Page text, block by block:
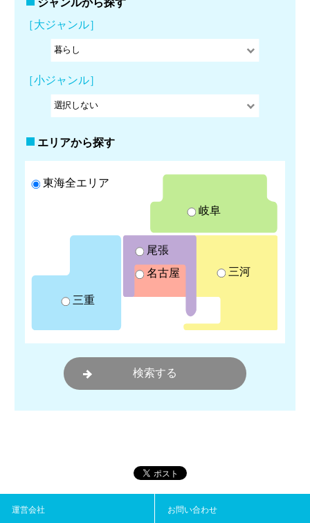
［大ジャンル］
［小ジャンル］
エリアから探す
東海全エリア
岐阜
三重
尾張
名古屋
三河
運営会社 お問い合わせ